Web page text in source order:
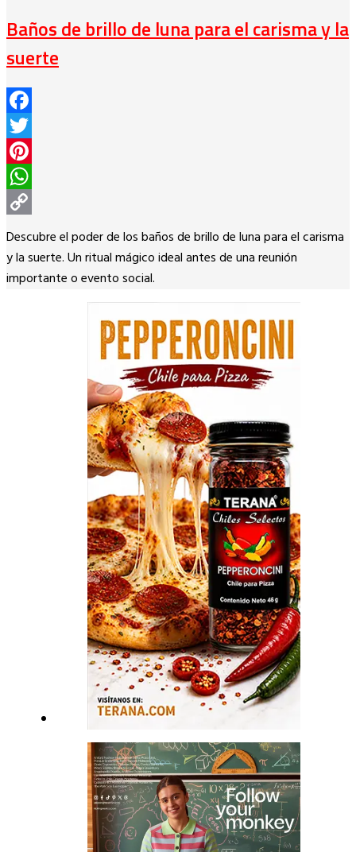
Baños de brillo de luna para el carisma y la
suerte
Facebook
Twitter
Pinterest
WhatsApp
Copy
Link
Descubre el poder de los baños de brillo de luna para el carisma
y la suerte. Un ritual mágico ideal antes de una reunión
importante o evento social.